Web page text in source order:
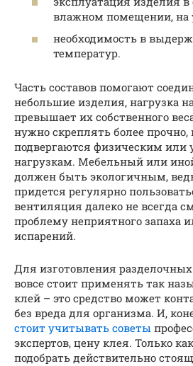
влажном помещении, на
необходимость в
температур.
Часть составов помогают
небольшие изделия, нагрузка
превышает их собственного
нужно скреплять более прочно,
подвергаются физическим или
нагрузкам. Мебельный или
должен быть экологичным,
придется регулярно
вентиляция далеко не всегда
проблему неприятного запаха
испарений.
Для изготовления
вовсе стоит применять так
клей – это средство может
без вреда для организма. И,
стоит учитывать советы
экспертов, цену клея. Только
подобрать действительно